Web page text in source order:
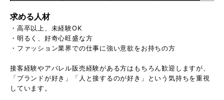
求める人材
・高卒以上、未経験OK
・明るく、好奇心旺盛な方
・ファッション業界での仕事に強い意欲をお持ちの方
接客経験やアパレル販売経験がある方はもちろん歓迎しますが、
「ブランドが好き」「人と接するのが好き」という気持ちを重視
しています。